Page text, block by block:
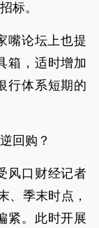
标。
嘴论坛上也提
箱，适时增加
行体系短期的
回购？
风口财经记者
、季末时点，
紧。此时开展